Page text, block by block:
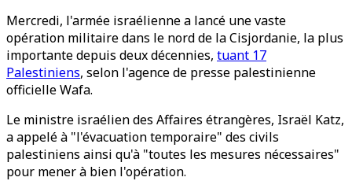
Mercredi, l'armée israélienne a lancé une vaste
opération militaire dans le nord de la Cisjordanie, la plus
importante depuis deux décennies, tuant 17
Palestiniens, selon l'agence de presse palestinienne
officielle Wafa.
Le ministre israélien des Affaires étrangères, Israël Katz,
a appelé à "l'évacuation temporaire" des civils
palestiniens ainsi qu'à "toutes les mesures nécessaires"
pour mener à bien l'opération.